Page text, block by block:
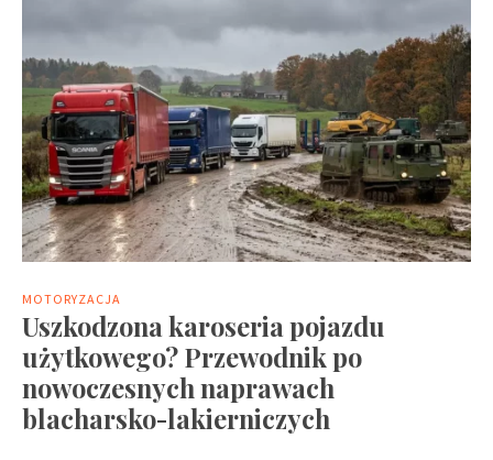
MOTORYZACJA
Uszkodzona karoseria pojazdu
użytkowego? Przewodnik po
nowoczesnych naprawach
blacharsko-lakierniczych